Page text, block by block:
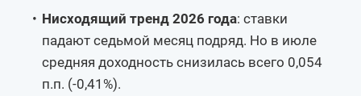
Нисходящий тренд 2026 года: ставки
падают седьмой месяц подряд. Но в июле
средняя доходность снизилась всего 0,054
п.п. (-0,41%).